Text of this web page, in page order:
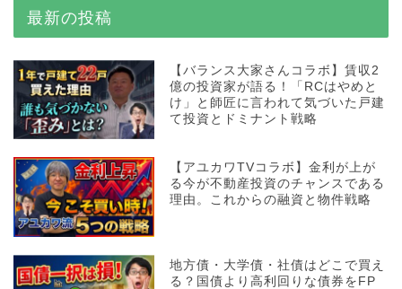
最新の投稿
【バランス大家さんコラボ】賃収2
億の投資家が語る！「RCはやめと
け」と師匠に言われて気づいた戸建
て投資とドミナント戦略
【アユカワTVコラボ】金利が上が
る今が不動産投資のチャンスである
理由。これからの融資と物件戦略
地方債・大学債・社債はどこで買え
る？国債より高利回りな債券をFP